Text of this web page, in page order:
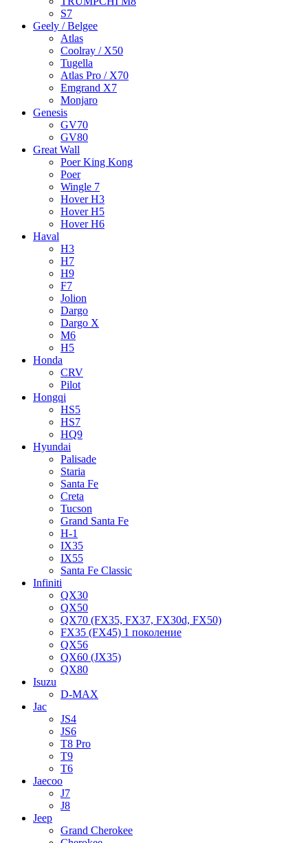
S7
Geely / Belgee
Atlas
Coolray / X50
Tugella
Atlas Pro / X70
Emgrand X7
Monjaro
Genesis
GV70
GV80
Great Wall
Poer King Kong
Poer
Wingle 7
Hover H3
Hover H5
Hover H6
Haval
H3
H7
H9
F7
Jolion
Dargo
Dargo X
M6
H5
Honda
CRV
Pilot
Hongqi
HS5
HS7
HQ9
Hyundai
Palisade
Staria
Santa Fe
Creta
Tucson
Grand Santa Fe
H-1
IX35
IX55
Santa Fe Classic
Infiniti
QX30
QX50
QX70 (FX35, FX37, FX30d, FX50)
FX35 (FX45) 1 поколение
QX56
QX60 (JX35)
QX80
Isuzu
D-MAX
Jac
JS4
JS6
T8 Pro
T9
T6
Jaecoo
J7
J8
Jeep
Grand Cherokee